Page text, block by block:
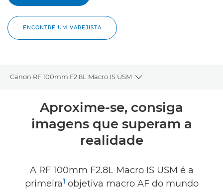
ENCONTRE UM VAREJISTA
Canon RF 100mm F2.8L Macro IS USM
Toggle breadcrumbs
Descrição geral
Caraterísticas técnicas
Aproxime-se, consiga
imagens que superam a
realidade
A RF 100mm F2.8L Macro IS USM é a
primeira1 objetiva macro AF do mundo